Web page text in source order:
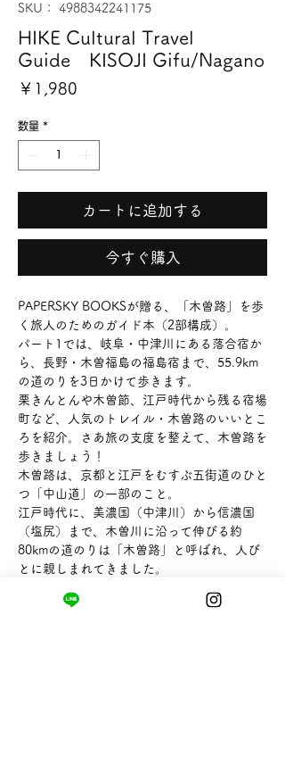
SKU： 4988342241175
HIKE Cultural Travel
Guide KISOJI Gifu/Nagano
￥1,980
数量 *
カートに追加する
今すぐ購入
PAPERSKY BOOKSが贈る、「木曽路」を歩
く旅人のためのガイド本（2部構成）。
パート1では、岐阜・中津川にある落合宿か
ら、長野・木曽福島の福島宿まで、55.9km
の道のりを3日かけて歩きます。
栗きんとんや木曽節、江戸時代から残る宿場
町など、人気のトレイル・木曽路のいいとこ
ろを紹介。さあ旅の支度を整えて、木曽路を
歩きましょう！
木曽路は、京都と江戸をむすぶ五街道のひと
つ「中山道」の一部のこと。
江戸時代に、美濃国（中津川）から信濃国
（塩尻）まで、木曽川に沿って伸びる約
80kmの道のりは「木曽路」と呼ばれ、人び
とに親しまれてきました。
場があり、西に御嶽山、東に木曽駒ケ岳がそ